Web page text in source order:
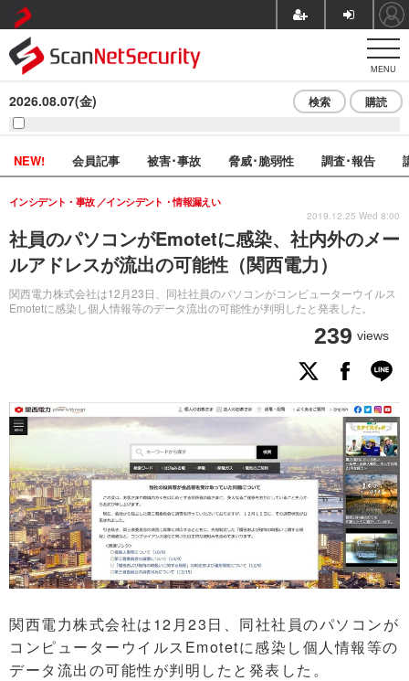
MENU
2026.08.07(金) 検索 購読
NEW! 会員記事 被害･事故 脅威･脆弱性 調査･報告
社員のパソコンがEmotetに感染、社内外のメー
ルアドレスが流出の可能性（関西電力）
関西電力株式会社は12月23日、同社社員のパソコンがコンピューターウイルス
Emotetに感染し個人情報等のデータ流出の可能性が判明したと発表した。
インシデント・事故 インシデント・情報漏えい
239 views
2019.12.25 Wed 8:00
関西電力株式会社は12月23日、同社社員のパソコンが
コンピューターウイルスEmotetに感染し個人情報等の
データ流出の可能性が判明したと発表した。